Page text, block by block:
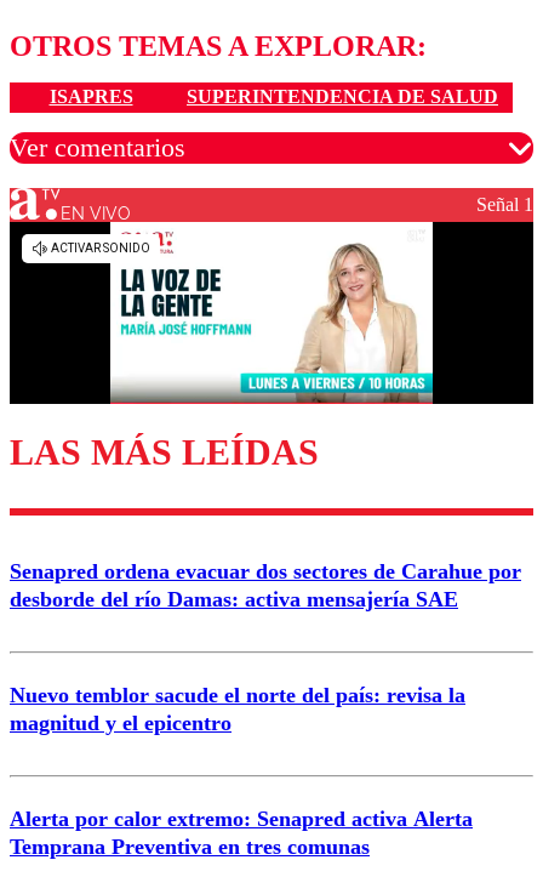
OTROS TEMAS A EXPLORAR:
ISAPRES SUPERINTENDENCIA DE SALUD
Ver comentarios
Los comentarios son moderados para garantizar un
diálogo respetuoso.
Enviar comentario
EN VIVO Señal 1
LAS MÁS LEÍDAS
Senapred ordena evacuar dos sectores de Carahue por
desborde del río Damas: activa mensajería SAE
Nuevo temblor sacude el norte del país: revisa la
magnitud y el epicentro
Alerta por calor extremo: Senapred activa Alerta
Temprana Preventiva en tres comunas